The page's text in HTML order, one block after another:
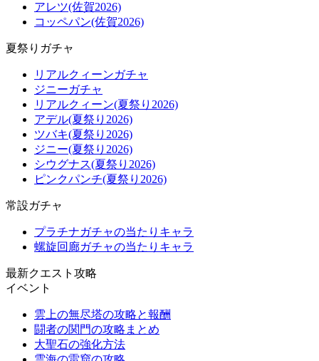
アレツ(佐賀2026)
コッペパン(佐賀2026)
夏祭りガチャ
リアルクィーンガチャ
ジニーガチャ
リアルクィーン(夏祭り2026)
アデル(夏祭り2026)
ツバキ(夏祭り2026)
ジニー(夏祭り2026)
シウグナス(夏祭り2026)
ピンクパンチ(夏祭り2026)
常設ガチャ
プラチナガチャの当たりキャラ
螺旋回廊ガチャの当たりキャラ
最新クエスト攻略
イベント
雲上の無尽塔の攻略と報酬
闘者の関門の攻略まとめ
大聖石の強化方法